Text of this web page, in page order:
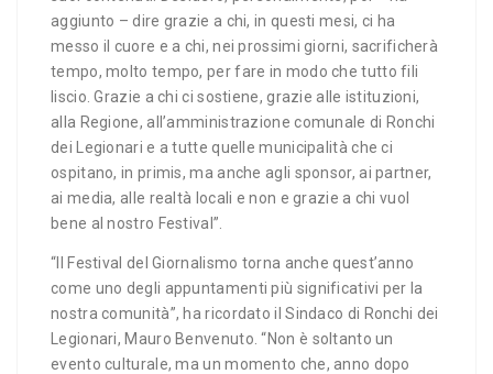
aggiunto – dire grazie a chi, in questi mesi, ci ha
messo il cuore e a chi, nei prossimi giorni, sacrificherà
tempo, molto tempo, per fare in modo che tutto fili
liscio. Grazie a chi ci sostiene, grazie alle istituzioni,
alla Regione, all’amministrazione comunale di Ronchi
dei Legionari e a tutte quelle municipalità che ci
ospitano, in primis, ma anche agli sponsor, ai partner,
ai media, alle realtà locali e non e grazie a chi vuol
bene al nostro Festival”.
“Il Festival del Giornalismo torna anche quest’anno
come uno degli appuntamenti più significativi per la
nostra comunità”, ha ricordato il Sindaco di Ronchi dei
Legionari, Mauro Benvenuto. “Non è soltanto un
evento culturale, ma un momento che, anno dopo